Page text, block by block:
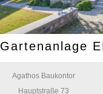
Gartenanlage
Agathos Baukontor
Hauptstraße 73